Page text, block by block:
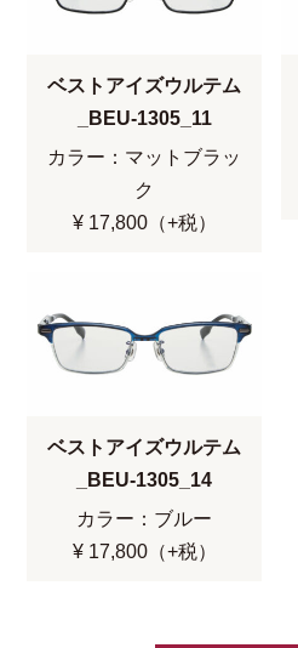
ベストアイズウルテム
_BEU-1305_11
カラー：マットブラッ
ク
¥ 17,800（+税）
ベストアイズウルテム
_BEU-1305_14
カラー：ブルー
¥ 17,800（+税）